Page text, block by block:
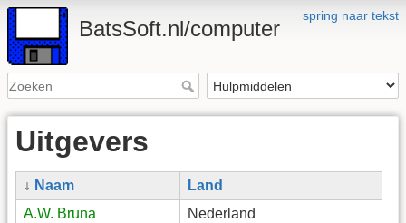
spring naar tekst
BatsSoft.nl/computer
Uitgevers
↓ Naam
Land
A.W. Bruna
Nederland